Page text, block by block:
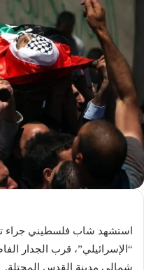
استشهد شاب فلسطيني جراء
“الإسرائيلي”، قرب الجدار
شمالي مدينة القدس المحتلة.